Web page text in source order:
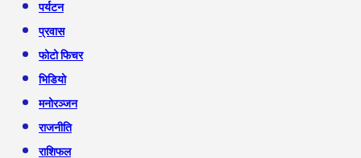
पर्यटन
प्रवास
फोटो फिचर
भिडियो
मनोरञ्जन
राजनीति
राशिफल